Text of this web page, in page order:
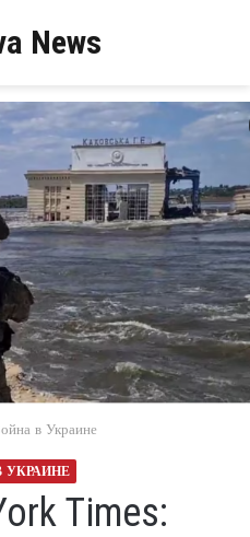
News
в Украине
УКРАИНЕ
Times: